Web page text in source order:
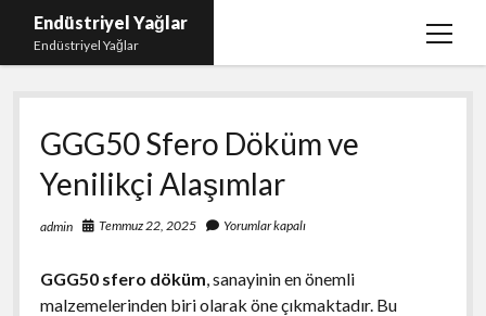
Endüstriyel Yağlar
Endüstriyel Yağlar
menüyü
Igtv Yorum Hilesi Ücretsiz
Instagram Gizli Hesap Görme Uygulamasız
Linkedin Beğeni Yükleme
Liste
Ücretsiz Şifresiz Twitter Beğeni Hilesi
GGG50 Sfero Döküm ve
Yenilikçi Alaşımlar
admin Temmuz 22, 2025 Yorumlar kapalı
GGG50 sfero döküm, sanayinin en önemli
malzemelerinden biri olarak öne çıkmaktadır. Bu